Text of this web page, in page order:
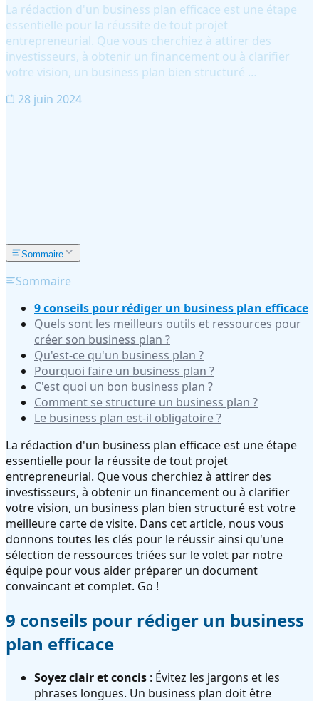
La rédaction d'un business plan efficace est une étape
essentielle pour la réussite de tout projet
entrepreneurial. Que vous cherchiez à attirer des
investisseurs, à obtenir un financement ou à clarifier
votre vision, un business plan bien structuré …
28 juin 2024
Sommaire
Sommaire
9 conseils pour rédiger un business plan efficace
Quels sont les meilleurs outils et ressources pour
créer son business plan ?
Qu'est-ce qu'un business plan ?
Pourquoi faire un business plan ?
C'est quoi un bon business plan ?
Comment se structure un business plan ?
Le business plan est-il obligatoire ?
La rédaction d'un business plan efficace est une étape
essentielle pour la réussite de tout projet
entrepreneurial. Que vous cherchiez à attirer des
investisseurs, à obtenir un financement ou à clarifier
votre vision, un business plan bien structuré est votre
meilleure carte de visite. Dans cet article, nous vous
donnons toutes les clés pour le réussir ainsi qu'une
sélection de ressources triées sur le volet par notre
équipe pour vous aider préparer un document
convaincant et complet. Go !
9 conseils pour rédiger un business
plan efficace
Soyez clair et concis : Évitez les jargons et les
phrases longues. Un business plan doit être